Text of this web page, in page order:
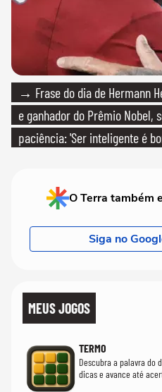
→ Frase do dia de Hermann
e ganhador do Prêmio Nobel,
paciência: 'Ser inteligente é
O Terra também
Siga no
MEUS JOGOS
TERMO
Descubra a palavra do
dicas e avance até